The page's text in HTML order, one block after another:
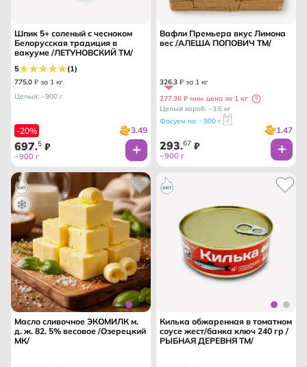
Шпик 5+ соленый с чесноком
Белорусская традиция в
вакууме /ЛЕТУНОВСКИЙ ТМ/
5 (1)
775.0 ₽ за 1 кг
Целый: ~900 г
-20% 3.49
697.5 ₽
~900 г
Вафли Премьера вкус Лимона
вес /АЛЕША ПОПОВИЧ ТМ/
326.3 ₽ за 1 кг
277.36 ₽ мин. цена за 1 кг
Целый короб: ~3.6 кг
Фасуем по: ~900 г
1.47
293.67 ₽
~900 г
Масло сливочное ЭКОМИЛК м.
д. ж. 82. 5% весовое /Озерецкий
МК/
Килька обжаренная в томатном
соусе жест/банка ключ 240 гр /
РЫБНАЯ ДЕРЕВНЯ ТМ/